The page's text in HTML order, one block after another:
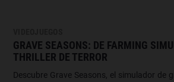
GRAVE SEASONS: DE FARMING
THRILLER DE TERROR
Descubre Grave Seasons, el simulador de